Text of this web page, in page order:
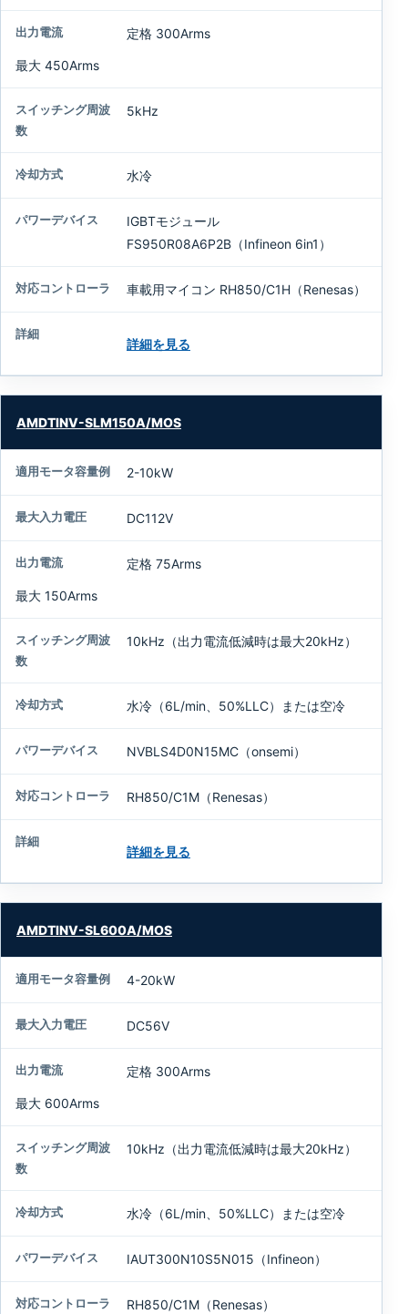
定格 300Arms
最大 450Arms
5kHz
水冷
IGBTモジュール
FS950R08A6P2B（Infineon 6in1）
車載用マイコン RH850/C1H（Renesas）
詳細を見る
AMDTINV-SLM150A/MOS
2-10kW
DC112V
定格 75Arms
最大 150Arms
10kHz（出力電流低減時は最大20kHz）
水冷（6L/min、50%LLC）または空冷
NVBLS4D0N15MC（onsemi）
RH850/C1M（Renesas）
詳細を見る
AMDTINV-SL600A/MOS
4-20kW
DC56V
定格 300Arms
最大 600Arms
10kHz（出力電流低減時は最大20kHz）
水冷（6L/min、50%LLC）または空冷
IAUT300N10S5N015（Infineon）
RH850/C1M（Renesas）